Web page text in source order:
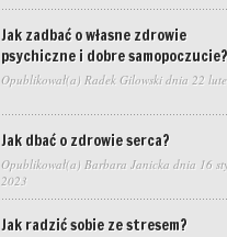
Jak zadbać o własne zdrowie
psychiczne i dobre samopoczucie?
Opublikował(a) Radek Gilowskidnia 22
Jak dbać o zdrowie serca?
Opublikował(a) Barbara Janicka dnia 16
2023
Jak radzić sobie ze stresem?